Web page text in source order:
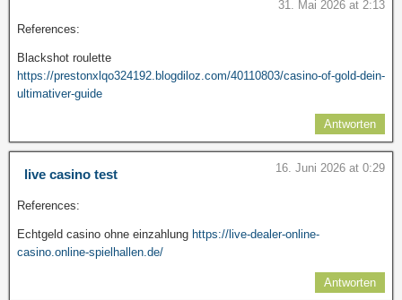
31. Mai 2026 at 2:13
References:
Blackshot roulette
https://prestonxlqo324192.blogdiloz.com/40110803/casino-of-gold-dein-
ultimativer-guide
Antworten
live casino test 16. Juni 2026 at 0:29
References:
Echtgeld casino ohne einzahlung https://live-dealer-online-
casino.online-spielhallen.de/
Antworten